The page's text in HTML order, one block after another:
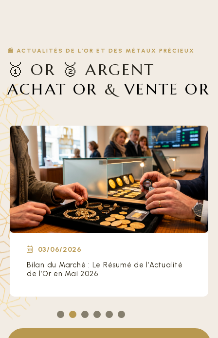
📰 ACTUALITÉS DE L’OR ET DES MÉTAUX PRÉCIEUX
🥇 OR 🥈 ARGENT
ACHAT OR &VENTE OR
03/06/2026
Bilan du Marché : Le Résumé de l’Actualité
de l’Or en Mai 2026